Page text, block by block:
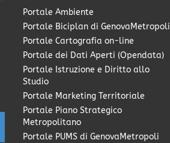
Portale Ambiente
Portale Biciplan di GenovaMetropoli
Portale Cartografia on-line
Portale dei Dati Aperti (Opendata)
Portale Istruzione e Diritto allo
Studio
Portale Marketing Territoriale
Portale Piano Strategico
Metropolitano
Portale PUMS di GenovaMetropoli